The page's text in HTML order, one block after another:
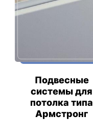
Подвесные
системы для
потолка типа
Армстронг